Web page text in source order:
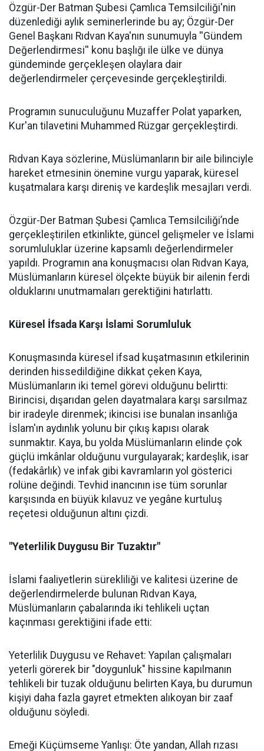
​Özgür-Der Batman Şubesi Çamlıca Temsilciliği'nin
düzenlediği aylık seminerlerinde bu ay; Özgür-Der
Genel Başkanı Rıdvan Kaya'nın sunumuyla ''Gündem
Değerlendirmesi'' konu başlığı ile ülke ve dünya
gündeminde gerçekleşen olaylara dair
değerlendirmeler çerçevesinde gerçekleştirildi.
Programın sunuculuğunu Muzaffer Polat yaparken,
Kur'an tilavetini Muhammed Rüzgar gerçekleştirdi.
Rıdvan Kaya sözlerine, Müslümanların bir aile bilinciyle
hareket etmesinin önemine vurgu yaparak, küresel
kuşatmalara karşı direniş ve kardeşlik mesajları verdi.
Özgür-Der Batman Şubesi Çamlıca Temsilciliği’nde
gerçekleştirilen etkinlikte, güncel gelişmeler ve İslami
sorumluluklar üzerine kapsamlı değerlendirmeler
yapıldı. Programın ana konuşmacısı olan Rıdvan Kaya,
Müslümanların küresel ölçekte büyük bir ailenin ferdi
olduklarını unutmamaları gerektiğini hatırlattı.
Küresel İfsada Karşı İslami Sorumluluk
Konuşmasında küresel ifsad kuşatmasının etkilerinin
derinden hissedildiğine dikkat çeken Kaya,
Müslümanların iki temel görevi olduğunu belirtti:
Birincisi, dışarıdan gelen dayatmalara karşı sarsılmaz
bir iradeyle direnmek; ikincisi ise bunalan insanlığa
İslam'ın aydınlık yolunu bir çıkış kapısı olarak
sunmaktır. Kaya, bu yolda Müslümanların elinde çok
güçlü imkânlar olduğunu vurgulayarak; kardeşlik, isar
(fedakârlık) ve infak gibi kavramların yol gösterici
rolüne değindi. Tevhid inancının ise tüm sorunlar
karşısında en büyük kılavuz ve yegâne kurtuluş
reçetesi olduğunun altını çizdi.
"Yeterlilik Duygusu Bir Tuzaktır"
İslami faaliyetlerin sürekliliği ve kalitesi üzerine de
değerlendirmelerde bulunan Rıdvan Kaya,
Müslümanların çabalarında iki tehlikeli uçtan
kaçınması gerektiğini ifade etti:
Yeterlilik Duygusu ve Rehavet: Yapılan çalışmaları
yeterli görerek bir "doygunluk" hissine kapılmanın
tehlikeli bir tuzak olduğunu belirten Kaya, bu durumun
kişiyi daha fazla gayret etmekten alıkoyan bir zaaf
olduğunu söyledi.
Emeği Küçümseme Yanlışı: Öte yandan, Allah rızası